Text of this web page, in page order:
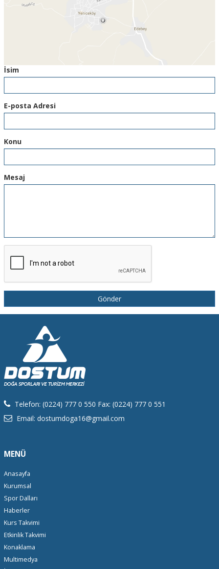
İsim
E-posta Adresi
Konu
Mesaj
Gönder
Telefon: (0224) 777 0 550 Fax: (0224) 777 0 551
Email: dostumdoga16@gmail.com
MENÜ
Anasayfa
Kurumsal
Spor Dalları
Haberler
Kurs Takvimi
Etkinlik Takvimi
Konaklama
Multimedya